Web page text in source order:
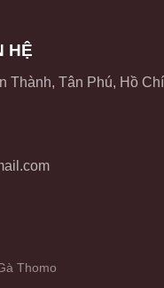
HỆ
Thành, Tân Phú, Hồ Chí
Thomo